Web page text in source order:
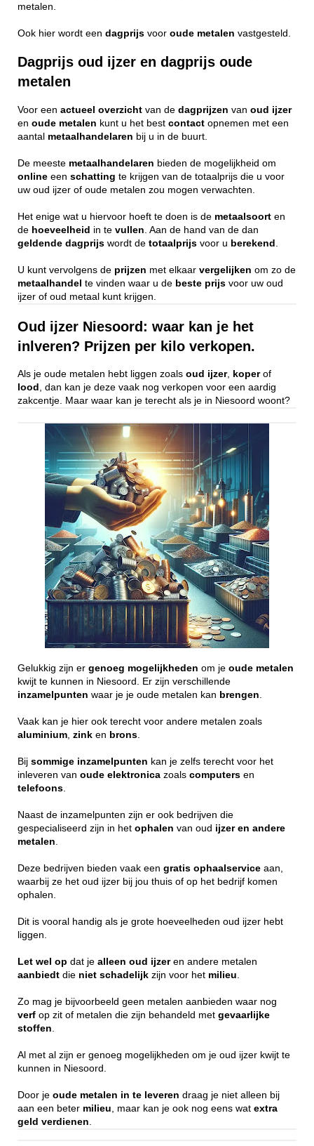
metalen.
Ook hier wordt een dagprijs voor oude metalen vastgesteld.
Dagprijs oud ijzer en dagprijs oude
metalen
Voor een actueel overzicht van de dagprijzen van oud ijzer
en oude metalen kunt u het best contact opnemen met een
aantal metaalhandelaren bij u in de buurt.
De meeste metaalhandelaren bieden de mogelijkheid om
online een schatting te krijgen van de totaalprijs die u voor
uw oud ijzer of oude metalen zou mogen verwachten.
Het enige wat u hiervoor hoeft te doen is de metaalsoort en
de hoeveelheid in te vullen . Aan de hand van de dan
geldende dagprijs wordt de totaalprijs voor u berekend
U kunt vervolgens de prijzen met elkaar vergelijken om zo de
metaalhandel te vinden waar u de beste prijs voor uw oud
ijzer of oud metaal kunt krijgen.
Oud ijzer Niesoord: waar kan je het
inlveren? Prijzen per kilo verkopen.
Als je oude metalen hebt liggen zoals oud ijzer, koperof
lood , dan kan je deze vaak nog verkopen voor een aardig
zakcentje. Maar waar kan je terecht als je in Niesoord woont?
Gelukkig zijn er genoeg mogelijkheden om je oude metalen
kwijt te kunnen in Niesoord. Er zijn verschillende
inzamelpunten waar je je oude metalen kan brengen.
Vaak kan je hier ook terecht voor andere metalen zoals
aluminium, zink en brons.
Bij sommige inzamelpunten kan je zelfs terecht voor het
inleveren van oude elektronica zoals computers en
telefoons.
Naast de inzamelpunten zijn er ook bedrijven die
gespecialiseerd zijn in het ophalen van oud ijzer en andere
metalen.
Deze bedrijven bieden vaak een gratis ophaalservice aan,
waarbij ze het oud ijzer bij jou thuis of op het bedrijf komen
ophalen.
Dit is vooral handig als je grote hoeveelheden oud ijzer hebt
liggen.
Let wel op dat je alleen oud ijzeren andere metalen
aanbiedt die niet schadelijk zijn voor het milieu.
Zo mag je bijvoorbeeld geen metalen aanbieden waar nog
verf op zit of metalen die zijn behandeld met gevaarlijke
stoffen.
Al met al zijn er genoeg mogelijkheden om je oud ijzer kwijt te
kunnen in Niesoord.
Door je oude metalen in te leveren draag je niet alleen bij
aan een beter milieu, maar kan je ook nog eens wat extra
geld verdienen.